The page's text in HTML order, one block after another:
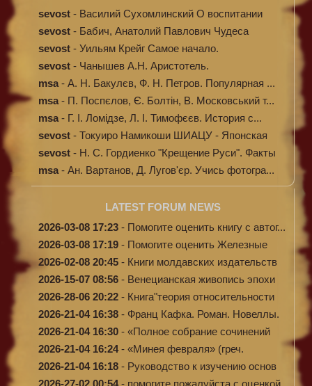
sevost - Василий Сухомлинский О воспитании
sevost - Бабич, Анатолий Павлович Чудеса
исцелени...
sevost - Уильям Крейг Самое начало.
Происхождение...
sevost - Чанышев А.Н. Аристотель.
msa - А. Н. Бакулєв, Ф. Н. Петров. Популярная ...
msa - П. Поспєлов, Є. Болтін, В. Московський т...
msa - Г. І. Ломідзе, Л. І. Тимофєєв. История с...
sevost - Токуиро Намикоши ШИАЦУ - Японская
терапи...
sevost - Н. С. Гордиенко "Крещение Руси". Факты
п...
msa - Ан. Вартанов, Д. Лугов'єр. Учись фотогра...
LATEST FORUM NEWS
2026-03-08 17:23 - Помогите оценить книгу с автог...
2026-03-08 17:19 - Помогите оценить Железные
доро...
2026-02-08 20:45 - Книги молдавских издательств
2026-15-07 08:56 - Венецианская живопись эпохи
Во...
2026-28-06 20:22 - Книга"теория относительности
и...
2026-21-04 16:38 - Франц Кафка. Роман. Новеллы.
П...
2026-21-04 16:30 - «Полное собрание сочинений
А.Н...
2026-21-04 16:24- «Минея февраля» (греч.
Μηναίον...
2026-21-04 16:18 - Руководство к изучению основ